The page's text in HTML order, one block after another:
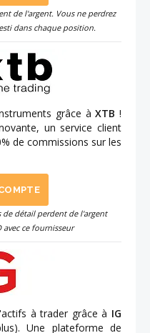
de l'argent. Vous ne perdrez
dans chaque position.
grâce àXTB !
un service client
de commissions sur les
de détail perdent de l'argent
ce fournisseur
à trader grâce à IG
Une plateforme de